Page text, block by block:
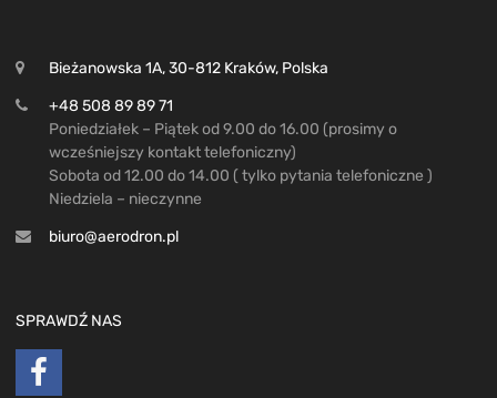
Bieżanowska 1A, 30-812 Kraków, Polska
+48 508 89 89 71
Poniedziałek – Piątek od 9.00 do 16.00 (prosimy o
wcześniejszy kontakt telefoniczny)
Sobota od 12.00 do 14.00 ( tylko pytania telefoniczne )
Niedziela – nieczynne
biuro@aerodron.pl
SPRAWDŹ NAS